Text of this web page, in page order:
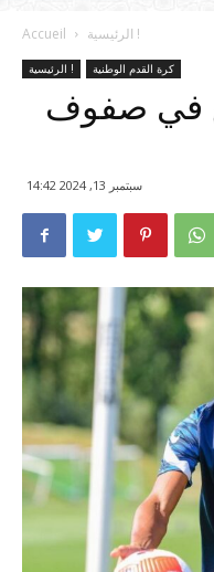
Accueil الرئيسية !
الرئيسية ! كرة القدم الوطنية
في صفوف
سبتمبر 13, 2024 14:42